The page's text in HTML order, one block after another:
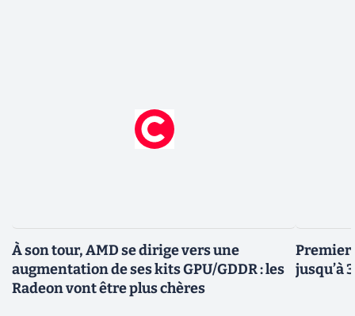
À son tour, AMD se dirige vers une
augmentation de ses kits GPU/GDDR : les
Radeon vont être plus chères
jusqu’à